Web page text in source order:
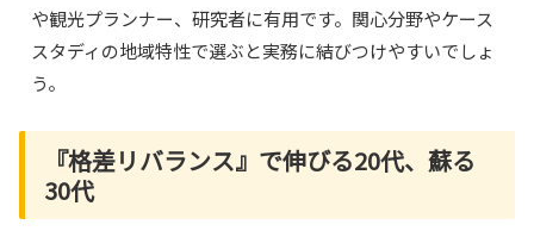
や観光プランナー、研究者に有用です。関心分野やケース
スタディの地域特性で選ぶと実務に結びつけやすいでしょ
う。
『格差リバランス』で伸びる20代、蘇る
30代